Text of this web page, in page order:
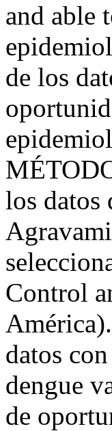
and able
de los
los datos
Control
datos
dengue
de